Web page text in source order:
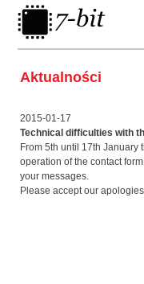
Aktualności
2015-01-17
Technical difficulties with
From 5th until 17th January
operation of the contact
your messages.
Please accept our